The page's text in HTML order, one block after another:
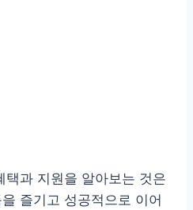
택과 지원을 알아보는 것은
즐기고 성공적으로 이어